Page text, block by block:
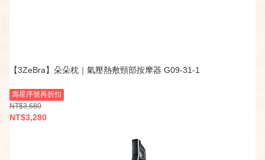
【3ZeBra】朵朵枕｜氣壓熱敷頸部按摩器 G09-31-1
壽星序號再折扣
NT$3,680
NT$3,280